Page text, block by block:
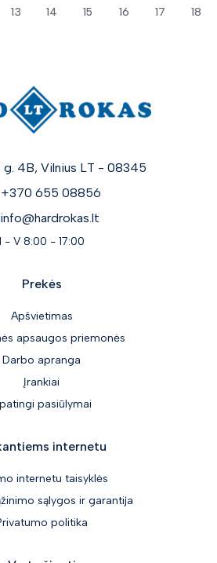
13 14 15 16 17 18
4B, Vilnius LT - 08345
+370 655 08856
info@hardrokas.lt
I - V 8:00 - 17:00
Prekės
Apšvietimas
apsaugos priemonės
Darbo apranga
Įrankiai
pasiūlymai
internetu
internetu taisyklės
sąlygos ir garantija
politika